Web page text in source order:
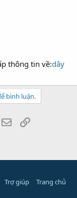
thông tin về:dây
bình luận.
Email
Trợ giúp Trang chủ